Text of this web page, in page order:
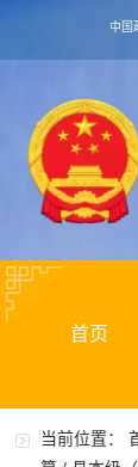
中国
首页
当前位置：